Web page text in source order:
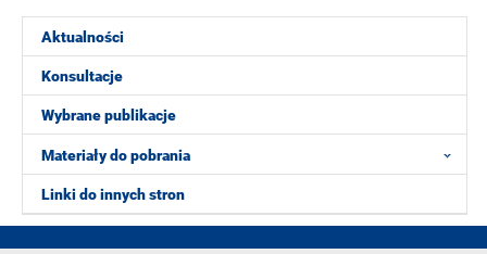
Aktualności
Konsultacje
Wybrane publikacje
Materiały do pobrania
Linki do innych stron